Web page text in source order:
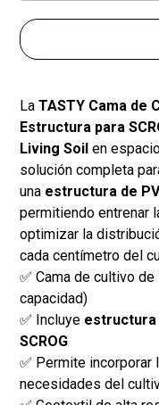
LaTASTY Cama de
Estructura para
Living Soil en
solución completa
una estructura de
permitiendo entrenar
optimizar la
cada centímetro del
✅ Cama de cultivo de
capacidad)
✅ Incluye estructura
SCROG
✅ Permite incorporar
necesidades del